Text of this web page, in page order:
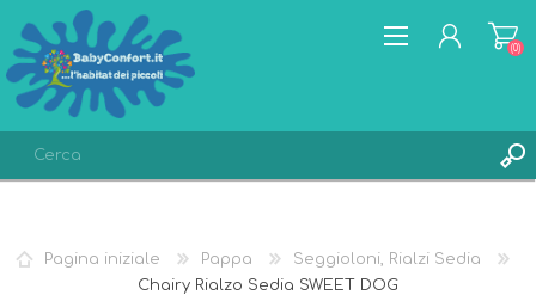
LISTA DEI DESIDERI
(0)
Pagina iniziale Pappa
Seggioloni, Rialzi Sedia
Chairy Rialzo Sedia SWEET DOG